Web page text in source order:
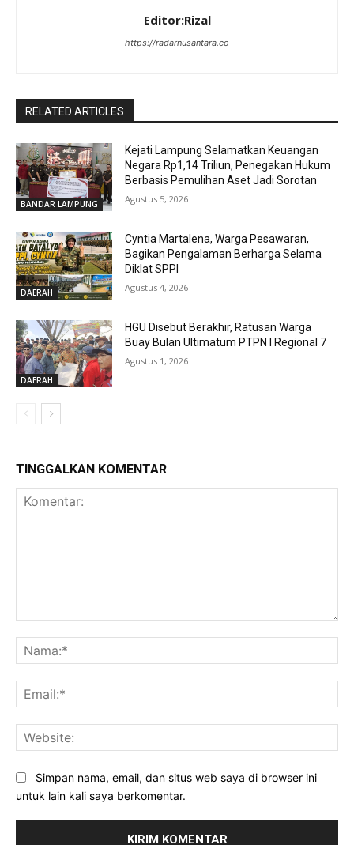
Editor:Rizal
https://radarnusantara.co
RELATED ARTICLES
BANDAR LAMPUNG
Kejati Lampung Selamatkan Keuangan
Negara Rp1,14 Triliun, Penegakan Hukum
Berbasis Pemulihan Aset Jadi Sorotan
Agustus 5, 2026
DAERAH
Cyntia Martalena, Warga Pesawaran,
Bagikan Pengalaman Berharga Selama
Diklat SPPI
Agustus 4, 2026
DAERAH
HGU Disebut Berakhir, Ratusan Warga
Buay Bulan Ultimatum PTPN I Regional 7
Agustus 1, 2026
TINGGALKAN KOMENTAR
Simpan nama, email, dan situs web saya di browser ini
untuk lain kali saya berkomentar.